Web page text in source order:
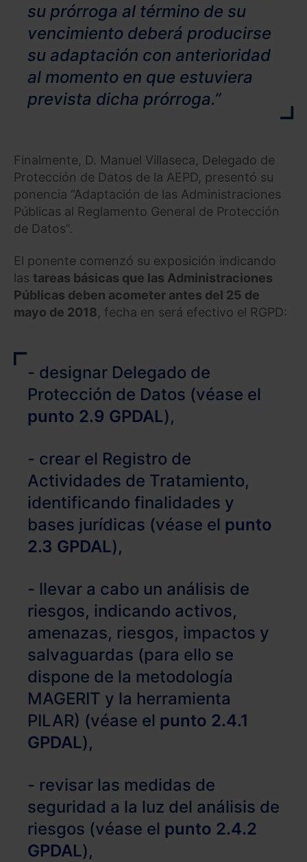
su prórroga al término de su
vencimiento deberá producirse
su adaptación con anterioridad
al momento en que estuviera
prevista dicha prórroga.”
Finalmente, D. Manuel Villaseca, Delegado de
Protección de Datos de la AEPD, presentó su
ponencia “Adaptación de las Administraciones
Públicas al Reglamento General de Protección
de Datos”.
El ponente comenzó su exposición indicando
las tareas básicas que las Administraciones
Públicas deben acometer antes del 25 de
mayo de 2018, fecha en será efectivo el RGPD:
- designar Delegado de
Protección de Datos (véase el
punto 2.9 GPDAL),
- crear el Registro de
Actividades de Tratamiento,
identificando finalidades y
bases jurídicas (véase el punto
2.3 GPDAL),
- llevar a cabo un análisis de
riesgos, indicando activos,
amenazas, riesgos, impactos y
salvaguardas (para ello se
dispone de la metodología
MAGERIT y la herramienta
PILAR) (véase el punto 2.4.1
GPDAL),
- revisar las medidas de
seguridad a la luz del análisis de
riesgos (véase el punto 2.4.2
GPDAL),